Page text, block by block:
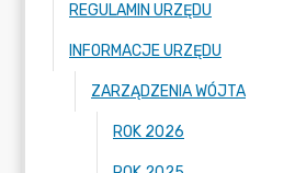
REGULAMIN URZĘDU
INFORMACJE URZĘDU
ZARZĄDZENIA WÓJTA
ROK 2026